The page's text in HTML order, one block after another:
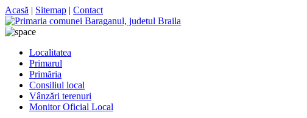
Acasă | Sitemap | Contact
Localitatea
Primarul
Primăria
Consiliul local
Vânzări terenuri
Monitor Oficial Local